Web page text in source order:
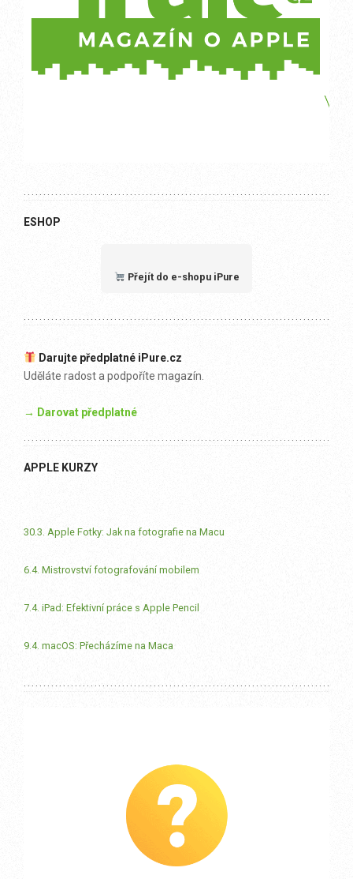
ESHOP
Přejít do e-shopu iPure
Darujte předplatné iPure.cz
Uděláte radost a podpoříte magazín.
→ Darovat předplatné
APPLE KURZY
30.3. Apple Fotky: Jak na fotografie na Macu
6.4. Mistrovství fotografování mobilem
7.4. iPad: Efektivní práce s Apple Pencil
9.4. macOS: Přecházíme na Maca